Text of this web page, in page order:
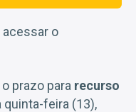
acessar o
prazo para recurso
feira (13),